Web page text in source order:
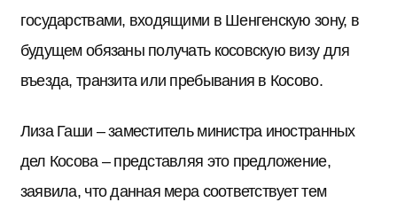
государствами, входящими в Шенгенскую зону, в
будущем обязаны получать косовскую визу для
въезда, транзита или пребывания в Косово.
Лиза Гаши – заместитель министра иностранных
дел Косова – представляя это предложение,
заявила, что данная мера соответствует тем